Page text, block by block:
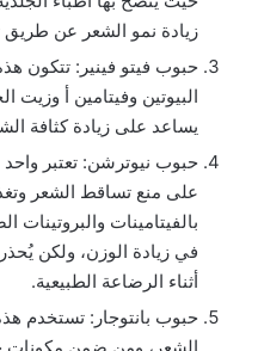
زيادة نمو الشعر عن
حبوب فيتو فينير: تتكون
البيوتين وفيتامين أ وزيت
يساعد على زيادة كثافة
حبوب نيوترشن: تعتبر
على منع تساقط الشعر
بالفيتامينات
في زيادة الوزن، ولكن يُحذر
أثناء الرضاعة الطبيعية.
حبوب بانتوجار: تستخدم